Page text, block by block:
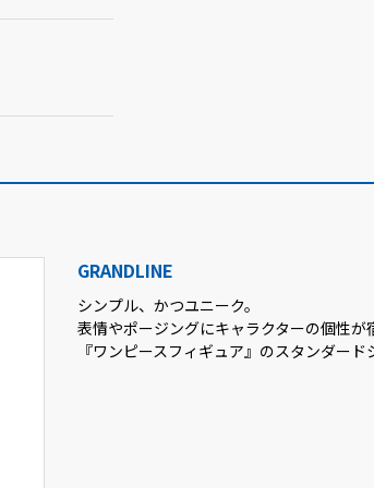
GRANDLINE
シンプル、かつユニーク。
表情やポージングにキャラクターの個性が
『ワンピースフィギュア』のスタンダード